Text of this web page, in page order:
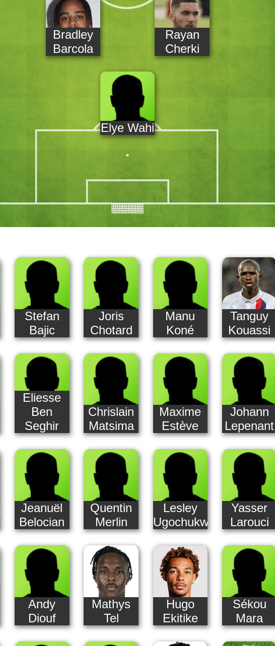
Bradley
Barcola
Rayan
Cherki
Elye Wahi
Stefan
Bajic
Joris
Chotard
Manu
Koné
Tanguy
Kouassi
Eliesse
Ben
Seghir
Chrislain
Matsima
Maxime
Estève
Johann
Lepenant
Jeanuël
Belocian
Quentin
Merlin
Lesley
Ugochukwu
Yasser
Larouci
Andy
Diouf
Mathys
Tel
Hugo
Ekitike
Sékou
Mara